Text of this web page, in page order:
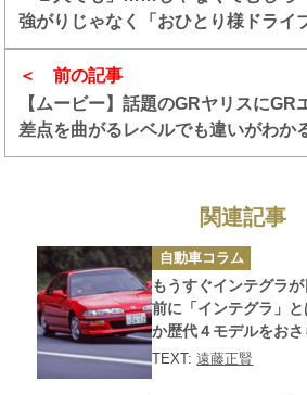
前の記事
【ムービー】話題のGRヤリスに
差点を曲がるレベルでも違いがわか
強がりじゃなく「おひとり様ドライ
ルマ５選
関連記事
カ
テ
ゴ
リ
ー
自動車コラム
もうすぐインテグラ
前に「インテグラ」
か歴代４モデルをお
TEXT:遠藤正賢